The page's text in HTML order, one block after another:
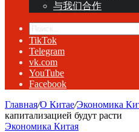
与我们合作
TikTok
Telegram
vk.com
YouTube
Facebook
Главная/О Китае/Экономика
капитализацией будут расти
Экономика Китая